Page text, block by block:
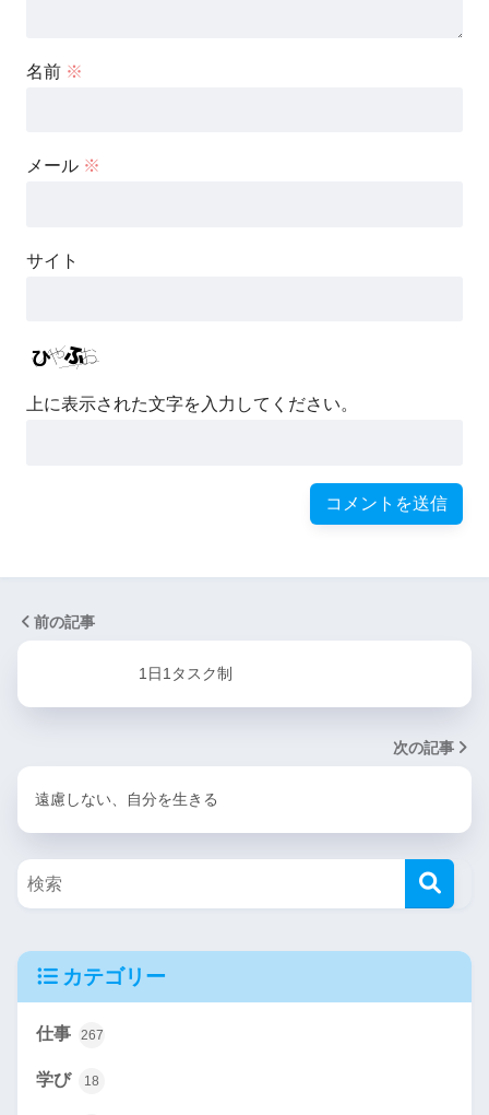
名前 ※
メール ※
サイト
上に表示された文字を入力してください。
前の記事
1日1タスク制
次の記事
遠慮しない、自分を生きる
カテゴリー
仕事 267
学び 18